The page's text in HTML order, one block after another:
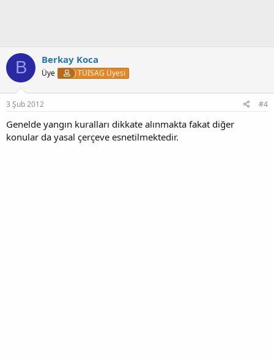
B Berkay Koca
Üye TÜİSAG Üyesi
3 Şub 2012 #4
Genelde yangın kuralları dikkate alınmakta fakat diğer
konular da yasal çerçeve esnetilmektedir.